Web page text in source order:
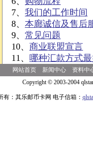
7、 我们的工作时间
8、 本廊诚信及售后
9、 常见问题
10、 商业联盟宣言
11、 哪种汇款方式
网站首页 新闻中心
资料中
Copyright © 2003-2004
有：其乐邮币卡网 电子信箱：